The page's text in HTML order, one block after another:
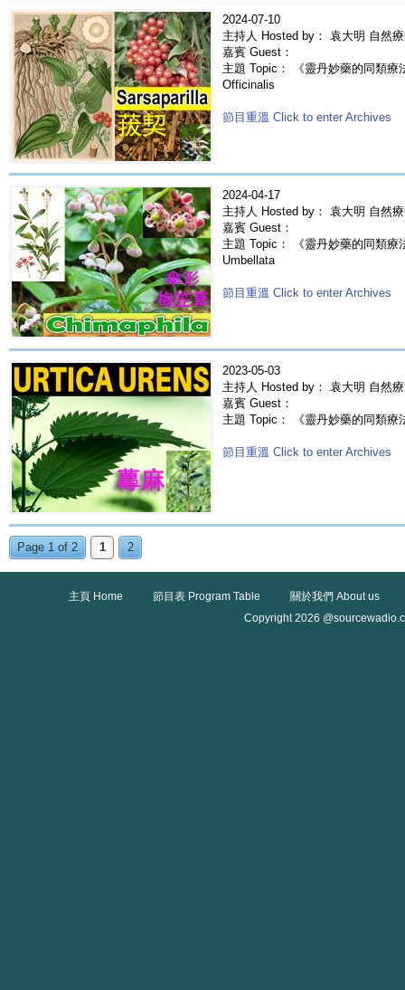
2024-07-10
主持人 Hosted by： 袁大明 自然
嘉賓 Guest：
主題 Topic： 《靈丹妙藥的同類
Officinalis
節目重溫 Click to enter Archives
2024-04-17
主持人 Hosted by： 袁大明 自然
嘉賓 Guest：
主題 Topic： 《靈丹妙藥的同類
Umbellata
節目重溫 Click to enter Archives
2023-05-03
主持人 Hosted by： 袁大明 自然
嘉賓 Guest：
主題 Topic： 《靈丹妙藥的同類
節目重溫 Click to enter Archives
Page 1 of 2 1 2
主頁 Home 節目表 Program Table
關於我們 About us
Copyright 2026